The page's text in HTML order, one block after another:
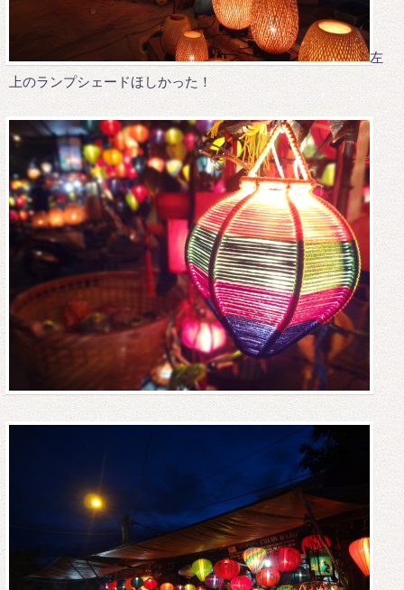
左
上のランプシェードほしかった！